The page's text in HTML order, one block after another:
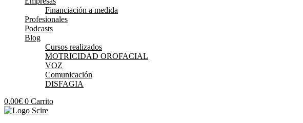
Financiación a medida
Profesionales
Podcasts
Blog
Cursos realizados
MOTRICIDAD OROFACIAL
VOZ
Comunicación
DISFAGIA
0,00€ 0 Carrito